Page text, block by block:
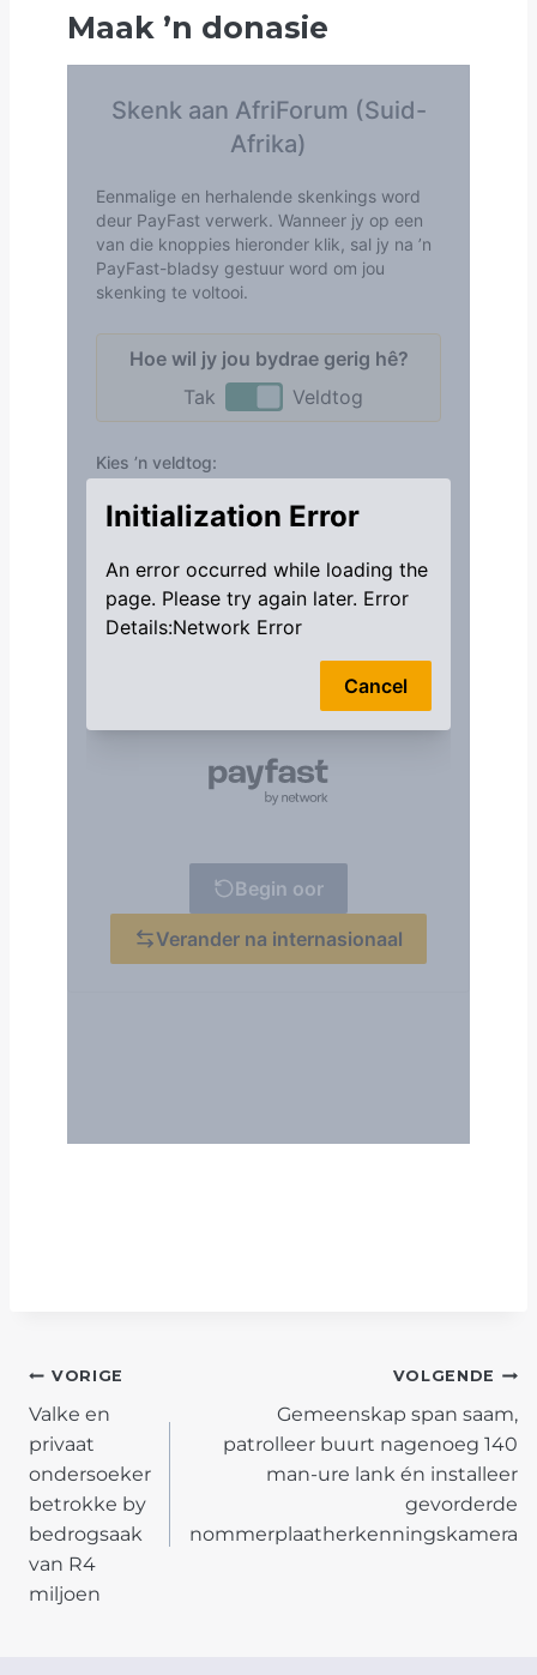
Maak ’n donasie
POST
NAVIGATION
VORIGE
Valke en
privaat
ondersoeker
betrokke by
bedrogsaak
van R4
miljoen
VOLGENDE
Gemeenskap span saam,
patrolleer buurt nagenoeg 140
man-ure lank én installeer
gevorderde
nommerplaatherkenningskamera